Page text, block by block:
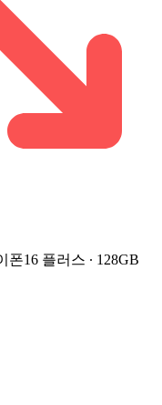
폰16 플러스 ∙ 128GB